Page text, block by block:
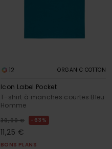
12 ORGANIC COTTON
Icon Label Pocket
T-shirt à manches courtes Bleu
Homme
30,00 € 63%
11,25 €
BONS PLANS